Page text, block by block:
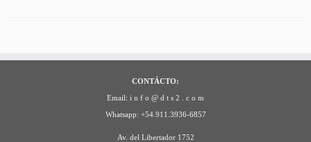
CONTÁCTO:
Email: i n f o @ d t s 2 . c o m
Whatsapp: +54.911.3936-6857
Av. del Libertador 1752